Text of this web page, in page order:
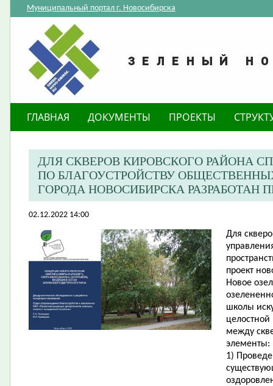
Муниципальный портал г. Новосибирска
ГЛАВНАЯ ДОКУМЕНТЫ ПРОЕКТЫ
​ДЛЯ СКВЕРОВ КИРОВСКОГО РАЙОНА
ПО БЛАГОУСТРОЙСТВУ
ГОРОДА НОВОСИБИРСКА РАЗРАБОТАН
02.12.2022 14:00
​Для
проект
Новое
школы
целостной
между
элементы:
1)